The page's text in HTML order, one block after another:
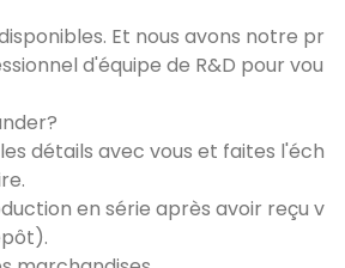
Et nous avons notre pr
d'équipe de R&D pour vou
détails avec vous et faites l'éch
en série après avoir reçu v